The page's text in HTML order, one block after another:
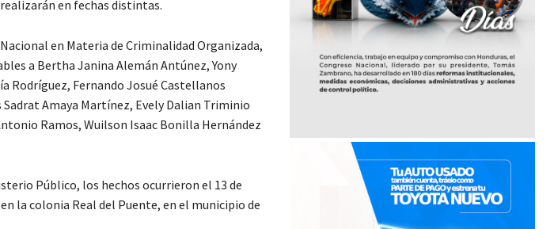
en fechas distintas.
en Materia de Criminalidad Organizada,
a Bertha Janina Alemán Antúnez, Yony
Rodríguez, Fernando Josué Castellanos
Amaya Martínez, Evely Dalian Triminio
Ramos, Wuilson Isaac Bonilla Hernández
Público, los hechos ocurrieron el 13 de
la colonia Real del Puente, en el municipio de